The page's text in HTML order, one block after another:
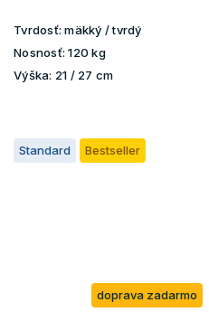
Tvrdosť: mäkký / tvrdý
Nosnosť: 120 kg
Výška: 21 / 27 cm
Standard Bestseller
doprava zadarmo